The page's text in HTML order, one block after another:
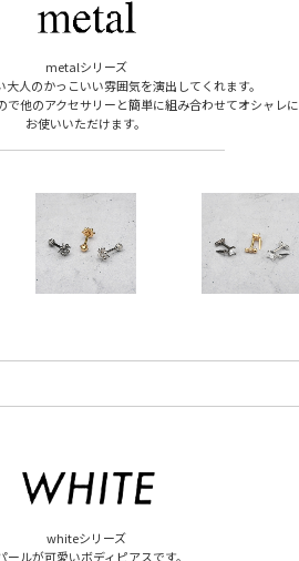
metalシリーズ
大人のかっこいい雰囲気を演出してくれます。
で他のアクセサリーと簡単に組み合わせてオシャレに
お使いいただけます。
whiteシリーズ
ールが可愛いボディピアスです。